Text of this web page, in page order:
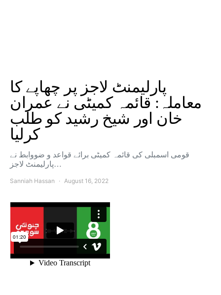
پارلیمنٹ لاجز پر چھاپے کا
معاملہ: قائمہ کمیٹی نے عمران
خان اور شیخ رشید کو طلب
کرلیا
قومی اسمبلی کی قائمہ کمیٹی برائے قواعد و ضووابط نے
پارلیمنٹ لاجز…
Sanniah Hassan August 16, 2022